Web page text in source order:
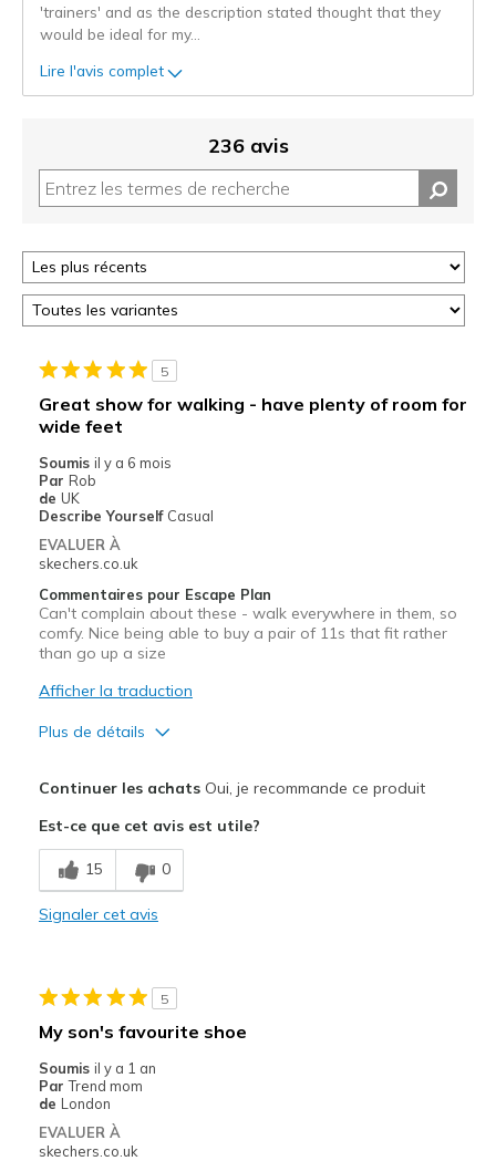
'trainers' and as the description stated thought that they
would be ideal for my...
Lire l'avis complet
236 avis
5
Great show for walking - have plenty of room for
wide feet
Soumis il y a 6 mois
Par Rob
de UK
Describe Yourself Casual
EVALUER À
skechers.co.uk
Commentaires pour Escape Plan
Can't complain about these - walk everywhere in them, so
comfy. Nice being able to buy a pair of 11s that fit rather
than go up a size
Afficher la traduction
Plus de détails
Breathe Well
Comfortable
Les meilleures utilisations
Going Out
Width
Continuer les achatsOui, je recommande ce produit
Est-ce que cet avis est utile?
15 0
Signaler cet avis
5
My son's favourite shoe
Soumis il y a 1 an
Par Trend mom
de London
EVALUER À
skechers.co.uk